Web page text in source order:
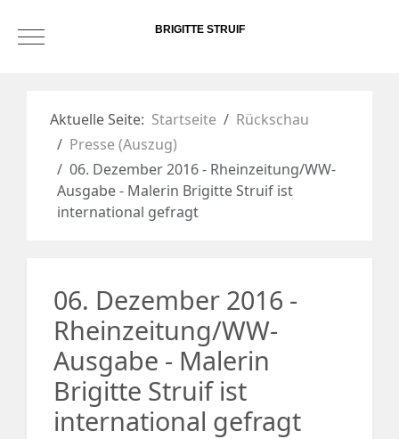
Mobile Menu ToggleBRIGITTE STRUIF
Aktuelle Seite: Startseite
Rückschau
Presse (Auszug)
06. Dezember 2016 - Rheinzeitung/WW-
Ausgabe - Malerin Brigitte Struif ist
international gefragt
06. Dezember 2016 -
Rheinzeitung/WW-
Ausgabe - Malerin
Brigitte Struif ist
international gefragt